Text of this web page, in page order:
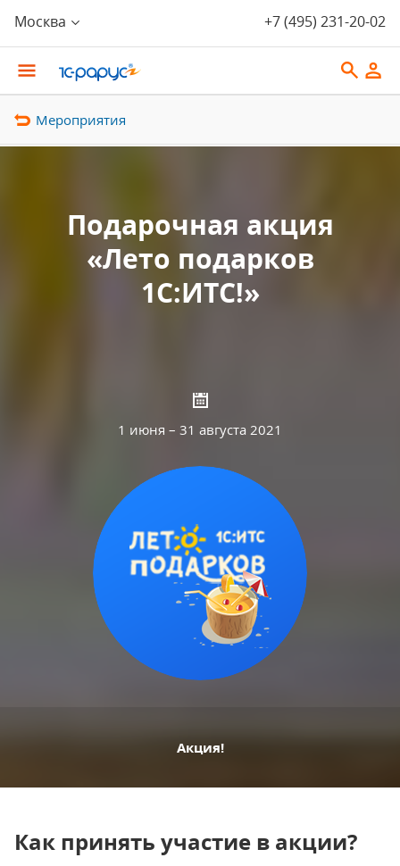
Москва +7 (495) 231-20-02
Мероприятия
Подарочная акция
«Лето подарков
1С:ИТС!»
1 июня – 31 августа 2021
Акция!
Как принять участие в акции?